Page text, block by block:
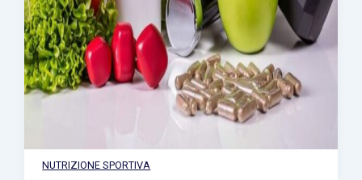
NUTRIZIONE SPORTIVA